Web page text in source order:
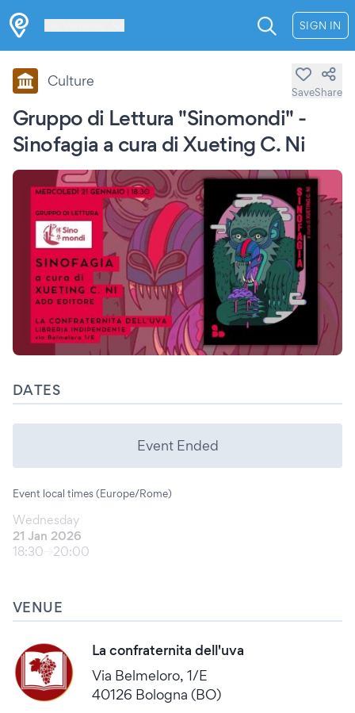
SIGN IN
Gruppo di Lettura "Sinomondi" -
Sinofagia a cura di Xueting C. Ni
Culture
SaveShare
DATES
Event Ended
Event local times (Europe/Rome)
Wednesday
21 Jan 2026
18:30
20:00
VENUE
La confraternita dell'uva
Via Belmeloro, 1/E
40126 Bologna (BO)